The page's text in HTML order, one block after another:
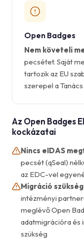
Open Badges
Nem követeli
pecsétet. Saját
tartozik az EU
szerepel a
Az Open Badges
kockázatai
Nincs eIDAS
pecsét (qSeal)
az EDC-vel
Migráció
intézményi
meglévő Open
adatmigrációra és
szükség